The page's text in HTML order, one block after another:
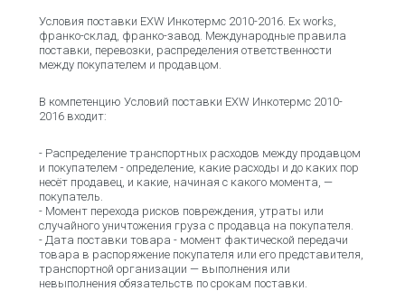
Условия поставки EXW Инкотермс 2010-2016. Ex works,
франко-склад, франко-завод. Международные правила
поставки, перевозки, распределения ответственности
между покупателем и продавцом.
В компетенцию Условий поставки EXW Инкотермс 2010-
2016 входит:
- Распределение транспортных расходов между продавцом
и покупателем - определение, какие расходы и до каких пор
несёт продавец, и какие, начиная с какого момента, —
покупатель.
- Момент перехода рисков повреждения, утраты или
случайного уничтожения груза с продавца на покупателя.
- Дата поставки товара - момент фактической передачи
товара в распоряжение покупателя или его представителя,
транспортной организации — выполнения или
невыполнения обязательств по срокам поставки.